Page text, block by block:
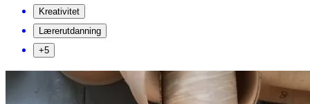
Kreativitet
Lærerutdanning
+5